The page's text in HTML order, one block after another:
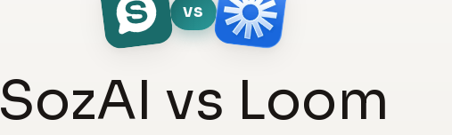
VS
SozAI vs Loom